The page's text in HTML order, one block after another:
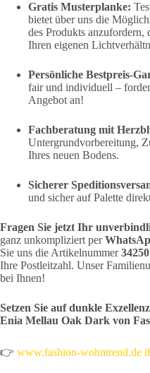
Gratis Musterplanke:
bietet über uns die
des Produkts
Ihren eigenen
Persönliche Bestpreis-
fair und individuell –
Angebot an!
Fachberatung mit
Untergrundvorbereitung,
Ihres neuen Bodens.
Sicherer
und sicher auf Palette
Fragen Sie jetzt Ihr
ganz unkompliziert per
Sie uns die Artikelnummer
Ihre Postleitzahl. Unser
bei Ihnen!
Setzen Sie auf dunkle
Enia Mellau Oak Dark von
👉 www.fashion-wohntrend.de